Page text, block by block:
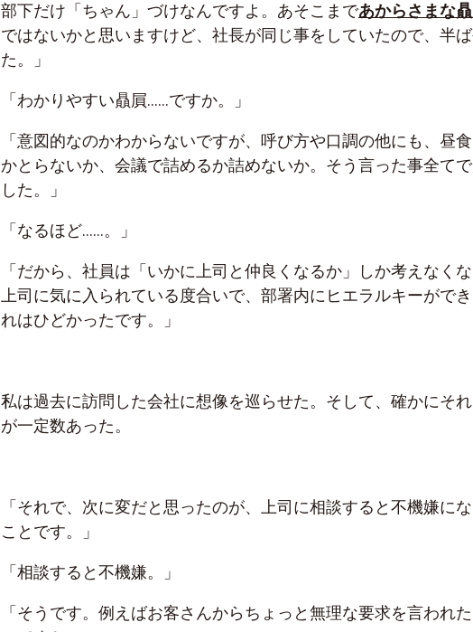
部下だけ「ちゃん」づけなんですよ。あそこまであからさまな
ではないかと思いますけど、社長が同じ事をしていたので、半
た。」
「わかりやすい贔屓……ですか。」
「意図的なのかわからないですが、呼び方や口調の他にも、昼
かとらないか、会議で詰めるか詰めないか。そう言った事全て
した。」
「なるほど……。」
「だから、社員は「いかに上司と仲良くなるか」しか考えなくな
上司に気に入られている度合いで、部署内にヒエラルキーがで
れはひどかったです。」
私は過去に訪問した会社に想像を巡らせた。そして、確かにそ
が一定数あった。
「それで、次に変だと思ったのが、上司に相談すると不機嫌に
ことです。」
「相談すると不機嫌。」
「そうです。例えばお客さんからちょっと無理な要求を言われ